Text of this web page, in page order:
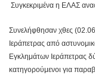
Συγκεκριμένα η ΕΛΑΣ
Συνελήφθησαν χθες
Ιεράπετρας από
Εγκλημάτων Ιεράπετρας
κατηγορούμενοι για